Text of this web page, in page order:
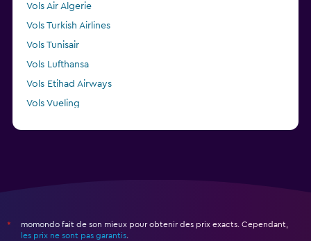
Vols Air Algerie
Vols Turkish Airlines
Vols Tunisair
Vols Lufthansa
Vols Etihad Airways
Vols Vueling
*
momondo fait de son mieux pour obtenir des prix exacts. Cependant,
les prix ne sont pas garantis